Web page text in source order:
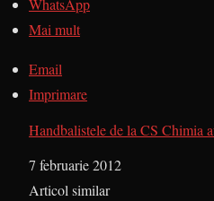
WhatsApp
Mai mult
Email
Imprimare
Handbalistele de la CS Chimia
Dată
7 februarie 2012
În legătură cu
Articol similar